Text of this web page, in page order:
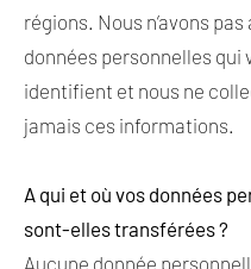
régions. Nous n’avons
données personnelles qui
identifient et nous ne
jamais ces informations.
A qui et où vos données
sont-elles transférées ?
Aucune donnée